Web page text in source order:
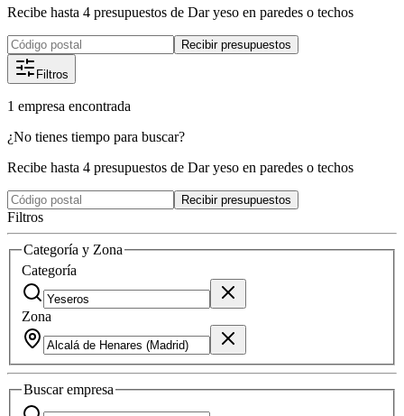
Recibe hasta 4 presupuestos de Dar yeso en paredes o techos
Recibir presupuestos
Filtros
1 empresa encontrada
¿No tienes tiempo para buscar?
Recibe hasta 4 presupuestos de Dar yeso en paredes o techos
Recibir presupuestos
Filtros
Categoría y Zona
Categoría
Zona
Buscarempresa